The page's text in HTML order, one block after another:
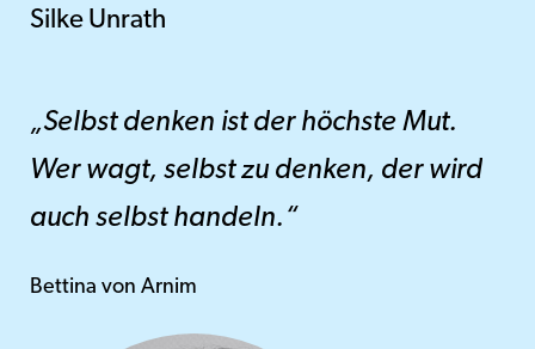
Silke Unrath
„Selbst denken ist der höchste Mut.
Wer wagt, selbst zu denken, der wird
auch selbst handeln.“
Bettina von Arnim